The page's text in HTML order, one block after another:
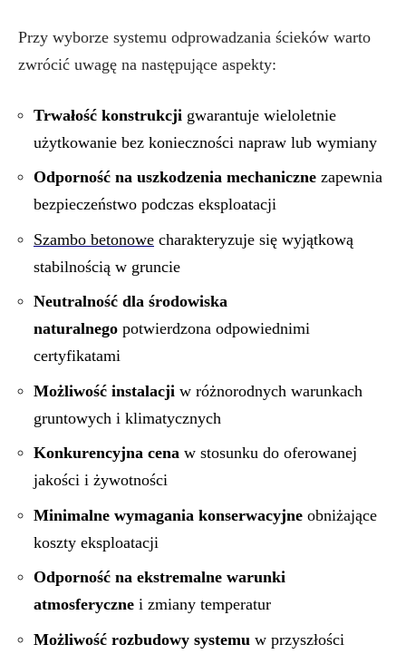
Przy wyborze systemu odprowadzania ścieków warto
zwrócić uwagę na następujące aspekty:
Trwałość konstrukcji gwarantuje wieloletnie
użytkowanie bez konieczności napraw lub wymiany
Odporność na uszkodzenia mechaniczne zapewnia
bezpieczeństwo podczas eksploatacji
Szambo betonowe charakteryzuje się wyjątkową
stabilnością w gruncie
Neutralność dla środowiska
naturalnego potwierdzona odpowiednimi
certyfikatami
Możliwość instalacji w różnorodnych warunkach
gruntowych i klimatycznych
Konkurencyjna cena w stosunku do oferowanej
jakości i żywotności
Minimalne wymagania konserwacyjne obniżające
koszty eksploatacji
Odporność na ekstremalne warunki
atmosferyczne i zmiany temperatur
Możliwość rozbudowy systemu w przyszłości